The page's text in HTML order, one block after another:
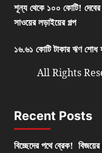
শূন্য থেকে ১০০ কোটি! দেবের
সাওয়ের লড়াইয়ের গল্প
১৬.৬১ কোটি টাকার ঋণ শোধ
All Rights
Recent Posts
বিচ্ছেদের পথে ব্রেক!